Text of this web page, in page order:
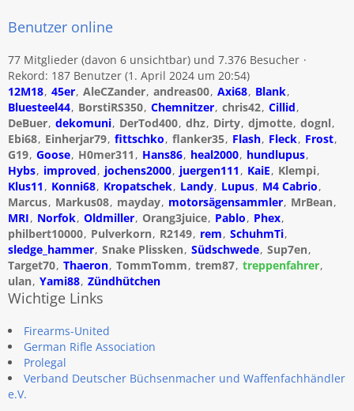
Benutzer online
77 Mitglieder (davon 6 unsichtbar) und 7.376 Besucher
Rekord: 187 Benutzer (1. April 2024 um 20:54)
12M18 45er AleCZander andreas00 Axi68 Blank
Bluesteel44 BorstiRS350 Chemnitzer chris42 Cillid
DeBuer dekomuni DerTod400 dhz Dirty djmotte dognl
Ebi68 Einherjar79 fittschko flanker35 Flash Fleck Frost
G19 Goose H0mer311 Hans86 heal2000 hundlupus
Hybs improved jochens2000 juergen111 KaiE
Klempi
Klus11
Konni68 Kropatschek Landy Lupus M4 Cabrio
Marcus Markus08 mayday motorsägensammler MrBean
MRI
Norfok Oldmiller Orang3juice Pablo
Phex
philbert10000 Pulverkorn R2149 rem SchuhmTi
sledge_hammer Snake Plissken Südschwede Sup7en
Target70 Thaeron TommTomm trem87 treppenfahrer
ulan Yami88 Zündhütchen
Wichtige Links
Firearms-United
German Rifle Association
Prolegal
Verband Deutscher Büchsenmacher und Waffenfachhändler
e.V.